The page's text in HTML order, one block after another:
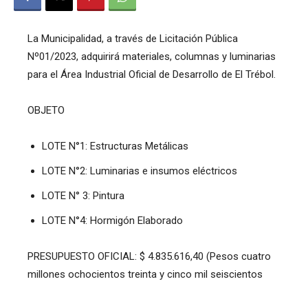
La Municipalidad, a través de Licitación Pública
Nº01/2023, adquirirá materiales, columnas y luminarias
para el Área Industrial Oficial de Desarrollo de El Trébol.
OBJETO
LOTE N°1: Estructuras Metálicas
LOTE N°2: Luminarias e insumos eléctricos
LOTE N° 3: Pintura
LOTE N°4: Hormigón Elaborado
PRESUPUESTO OFICIAL: $ 4.835.616,40 (Pesos cuatro
millones ochocientos treinta y cinco mil seiscientos